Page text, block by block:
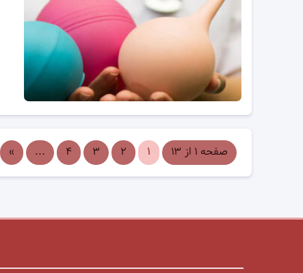
صفحه ۱ از ۱۳ ۱ ۲ ۳ ۴ ...
»